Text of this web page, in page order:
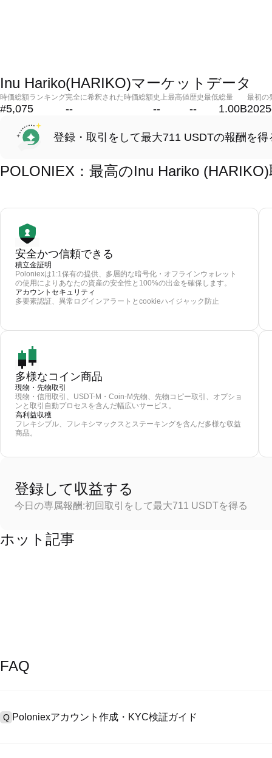
Inu Hariko(HARIKO)マーケットデータ
時価総額ランキング
#5,075
完全に希釈された時価総額
--
史上最高値
--
歴史最低
--
総量
1.00B
最初の
登録・取引をして最大711 USDTの報酬を得
POLONIEX：最高のInu Hariko
安全かつ信頼できる
積立金証明
Poloniexは1:1保有の提供、多層的な暗号化・オフラインウォレット
の使用によりあなたの資産の安全性と100%の出金を確保します。
アカウントセキュリティ
多要素認証、異常ログインアラートとcookieハイジャック防止
多様なコイン商品
現物・先物取引
現物・信用取引、USDT-M・Coin-M先物、先物コピー取引、オプショ
ンと取引自動プロセスを含んだ幅広いサービス。
高利益収穫
フレキシブル、フレキシマックスとステーキングを含んだ多様な収益
商品。
登録して収益する
今日の専属報酬:初回取引をして最大711 USDTを得る
ホット記事
FAQ
Q Poloniexアカウント作成・KYC検証ガイド